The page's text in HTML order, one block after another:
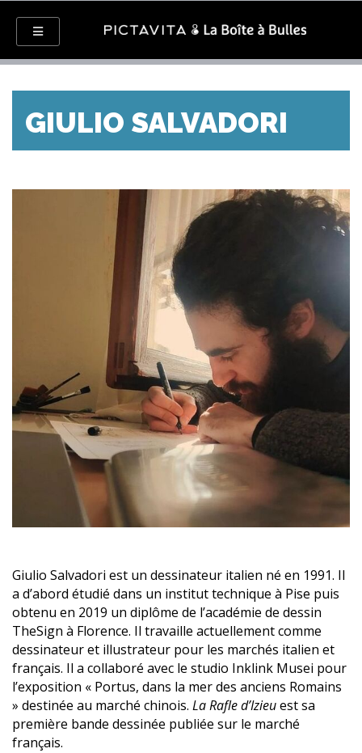
GIULIO SALVADORI
Giulio Salvadori est un dessinateur italien né en 1991. Il
a d’abord étudié dans un institut technique à Pise puis
obtenu en 2019 un diplôme de l’académie de dessin
TheSign à Florence. Il travaille actuellement comme
dessinateur et illustrateur pour les marchés italien et
français. Il a collaboré avec le studio Inklink Musei pour
l’exposition « Portus, dans la mer des anciens Romains
» destinée au marché chinois. La Rafle d’Izieuest sa
première bande dessinée publiée sur le marché
français.